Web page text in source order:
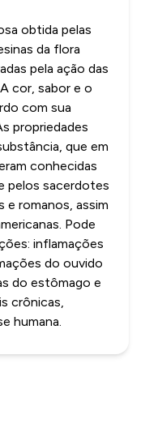
obtida pelas
da flora
pela ação das
cor, sabor e o
com sua
propriedades
que em
conhecidas
pelos sacerdotes
e romanos, assim
Pode
inflamações
do ouvido
do estômago e
crônicas,
humana.